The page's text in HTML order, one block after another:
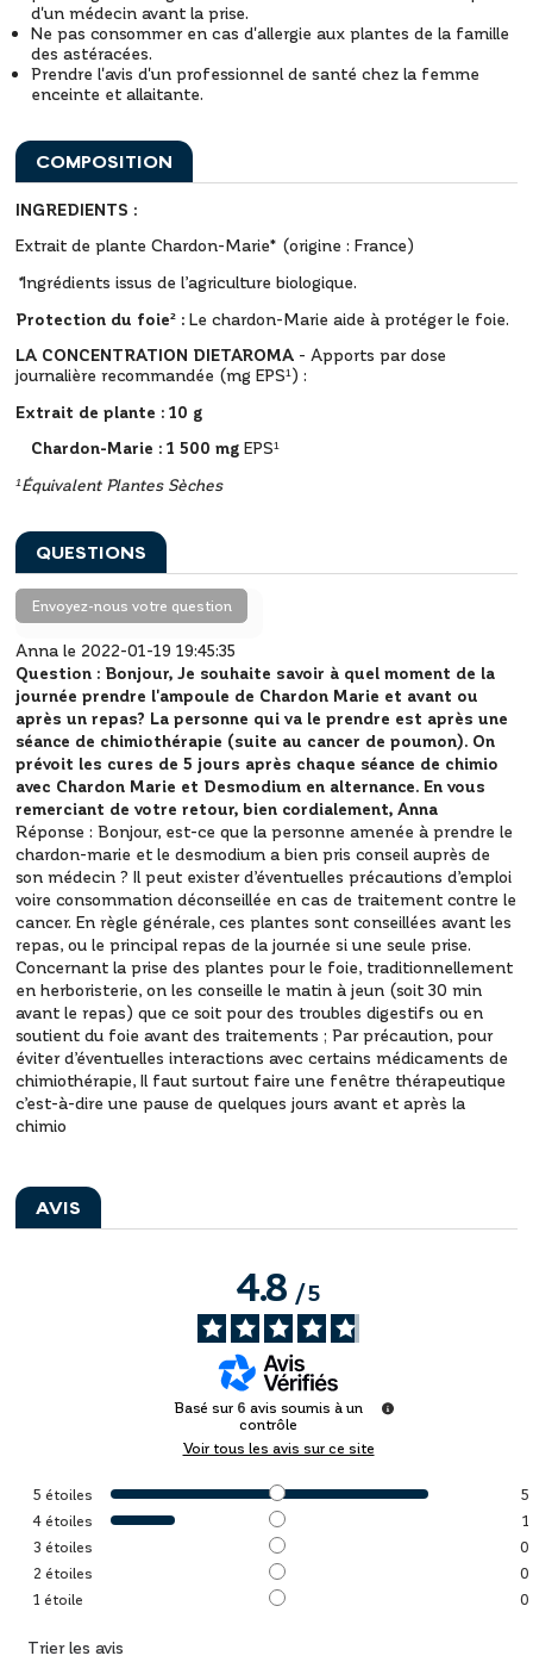
d'un médecin avant la prise.
Ne pas consommer en cas d'allergie aux plantes de la famille
des astéracées.
Prendre l'avis d'un professionnel de santé chez la femme
enceinte et allaitante.
COMPOSITION
INGREDIENTS :
Extrait de plante Chardon-Marie* (origine : France)
*Ingrédients issus de l’agriculture biologique.
Protection du foie² : Le chardon-Marie aide à protéger le foie.
LA CONCENTRATION DIETAROMA - Apports par dose
journalière recommandée (mg EPS¹) :
Extrait de plante : 10 g
Chardon-Marie : 1 500 mg EPS¹
¹Équivalent Plantes Sèches
QUESTIONS
Envoyez-nous votre question
Anna le 2022-01-19 19:45:35
Question : Bonjour, Je souhaite savoir à quel moment de la
journée prendre l'ampoule de Chardon Marie et avant ou
après un repas? La personne qui va le prendre est après une
séance de chimiothérapie (suite au cancer de poumon). On
prévoit les cures de 5 jours après chaque séance de chimio
avec Chardon Marie et Desmodium en alternance. En vous
remerciant de votre retour, bien cordialement, Anna
Réponse : Bonjour, est-ce que la personne amenée à prendre le
chardon-marie et le desmodium a bien pris conseil auprès de
son médecin ? Il peut exister d’éventuelles précautions d’emploi
voire consommation déconseillée en cas de traitement contre le
cancer. En règle générale, ces plantes sont conseillées avant les
repas, ou le principal repas de la journée si une seule prise.
Concernant la prise des plantes pour le foie, traditionnellement
en herboristerie, on les conseille le matin à jeun (soit 30 min
avant le repas) que ce soit pour des troubles digestifs ou en
soutient du foie avant des traitements ; Par précaution, pour
éviter d’éventuelles interactions avec certains médicaments de
chimiothérapie, Il faut surtout faire une fenêtre thérapeutique
c’est-à-dire une pause de quelques jours avant et après la
chimio
AVIS
4.8/5
Basé sur 6 avis soumis à un
contrôle
Voir tous les avis sur ce site
5 étoiles
5
4 étoiles
1
3 étoiles
0
2 étoiles
0
1 étoile 0
Trier les avis